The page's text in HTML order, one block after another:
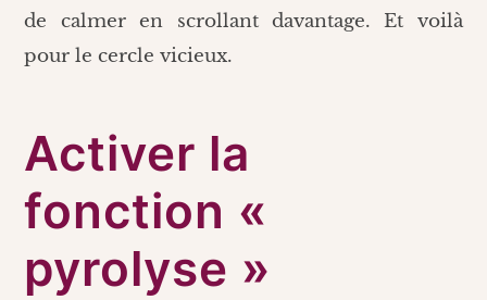
de calmer en scrollant davantage. Et voilà
pour le cercle vicieux.
Activer la
fonction «
pyrolyse »